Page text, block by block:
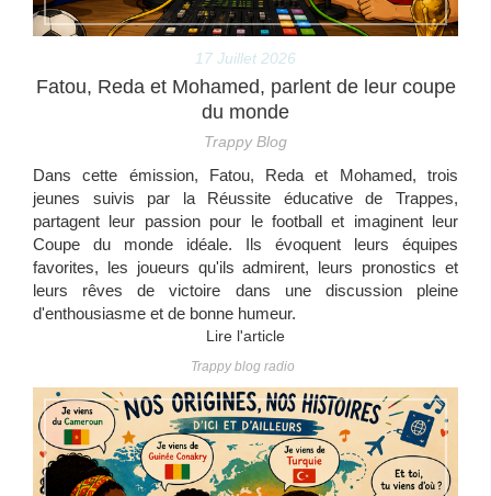
17 Juillet 2026
Fatou, Reda et Mohamed, parlent de leur coupe
du monde
Trappy Blog
Dans cette émission, Fatou, Reda et Mohamed, trois
jeunes suivis par la Réussite éducative de Trappes,
partagent leur passion pour le football et imaginent leur
Coupe du monde idéale. Ils évoquent leurs équipes
favorites, les joueurs qu'ils admirent, leurs pronostics et
leurs rêves de victoire dans une discussion pleine
d'enthousiasme et de bonne humeur.
Lire l'article
Trappy blog radio